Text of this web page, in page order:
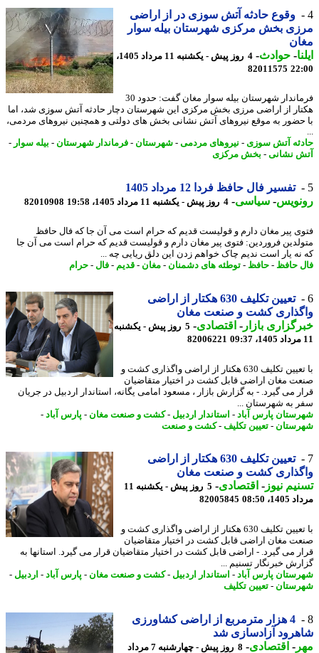
وقوع حادثه آتش سوزی در از اراضی
بخش مرکزی شهرستان بیله سوار
-حوادث -
4 روز پیش - یکشنبه 11 مرداد 1405،
82011575
فرماندار شهرستان بیله سوار مغان گفت: حدود 30
از اراضی مرزی بخش مرکزی این شهرستان دچار حادثه آتش سوزی شد، اما
به موقع نیروهای آتش نشانی بخش های دولتی و همچنین نیروهای مردمی،
آتش سوزی- نیروهای مردمی -شهرستان-فرماندار شهرستان-بیله سوار-
نشانی-بخش مرکزی
تفسیر فال حافظ فردا 12 مرداد 1405
-سیاسی-4 روز پیش - یکشنبه 11 مرداد 1405، 19:58 82010908
پیر مغان دارم و قولیست قدیم که حرام است می آن جا که فال حافظ
فروردین: فتوی پیر مغان دارم و قولیست قدیم که حرام است می آن جا
یار است ندیم چاک خواهم زدن این دلق ریایی چه ...
حافظ-حافظ-توطئه های دشمنان-مغان-قدیم-فال-حرام
تعیین تکلیف 630 هکتار از اراضی
کشت و صنعت مغان
بازار- اقتصادی- 5 روز پیش - یکشنبه
82006221
با تعیین تکلیف 630 هکتار از اراضی واگذاری کشت و
مغان اراضی قابل کشت در اختیار متقاضیان
می گیرد. - به گزارش بازار ، مسعود امامی یگانه، استاندار اردبیل در جریان
به شهرستان ...
پارس آباد- استاندار اردبیل -کشت و صنعت مغان-پارس آباد-
-تعیین تکلیف-کشت و صنعت
تعیین تکلیف 630 هکتار از اراضی
کشت و صنعت مغان
نیوز-اقتصادی-
5 روز پیش - یکشنبه 11
08:50
82005845
با تعیین تکلیف 630 هکتار از اراضی واگذاری کشت و
مغان اراضی قابل کشت در اختیار متقاضیان
می گیرد. - اراضی قابل کشت در اختیار متقاضیان قرار می گیرد. استانها به
خبرنگار تسنیم ...
پارس آباد- استاندار اردبیل -کشت و صنعت مغان-پارس آباد- اردبیل -
-تعیین تکلیف
4 هزار مترمربع از اراضی کشاورزی
آزادسازی شد
-اقتصادی-
8 روز پیش - چهارشنبه 7 مرداد